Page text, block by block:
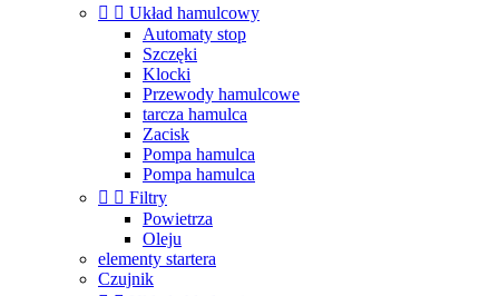
  Układ hamulcowy
Automaty stop
Szczęki
Klocki
Przewody hamulcowe
tarcza hamulca
Zacisk
Pompa hamulca
Pompa hamulca
  Filtry
Powietrza
Oleju
elementy startera
Czujnik